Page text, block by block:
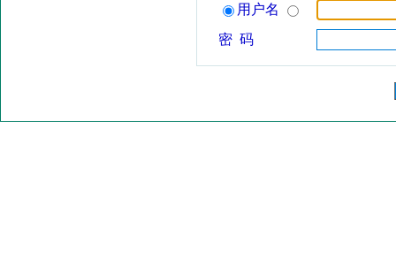
用户名
密 码